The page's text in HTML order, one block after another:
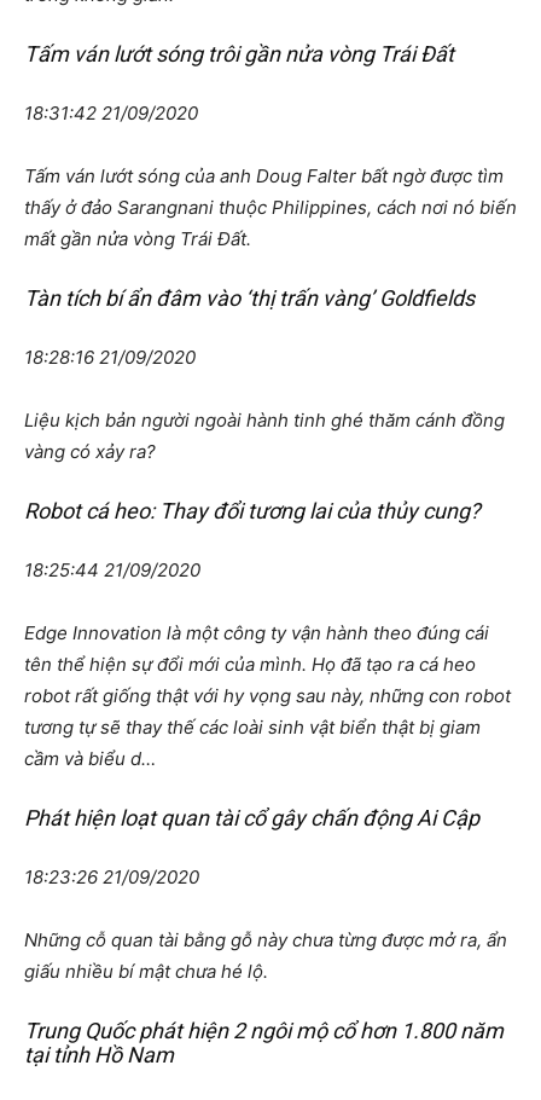
Tấm ván lướt sóng trôi gần nửa vòng Trái Đất
18:31:42 21/09/2020
Tấm ván lướt sóng của anh Doug Falter bất ngờ được tìm
thấy ở đảo Sarangnani thuộc Philippines, cách nơi nó biến
mất gần nửa vòng Trái Đất.
Tàn tích bí ẩn đâm vào ‘thị trấn vàng’ Goldfields
18:28:16 21/09/2020
Liệu kịch bản người ngoài hành tinh ghé thăm cánh đồng
vàng có xảy ra?
Robot cá heo: Thay đổi tương lai của thủy cung?
18:25:44 21/09/2020
Edge Innovation là một công ty vận hành theo đúng cái
tên thể hiện sự đổi mới của mình. Họ đã tạo ra cá heo
robot rất giống thật với hy vọng sau này, những con robot
tương tự sẽ thay thế các loài sinh vật biển thật bị giam
cầm và biểu d…
Phát hiện loạt quan tài cổ gây chấn động Ai Cập
18:23:26 21/09/2020
Những cỗ quan tài bằng gỗ này chưa từng được mở ra, ẩn
giấu nhiều bí mật chưa hé lộ.
Trung Quốc phát hiện 2 ngôi mộ cổ hơn 1.800 năm
tại tỉnh Hồ Nam